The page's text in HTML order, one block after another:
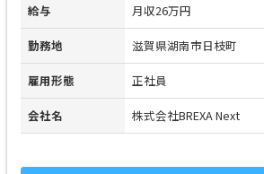
給与 月収26万円
勤務地 滋賀県湖南市日枝町
雇用形態 正社員
会社名 株式会社BREXA Next